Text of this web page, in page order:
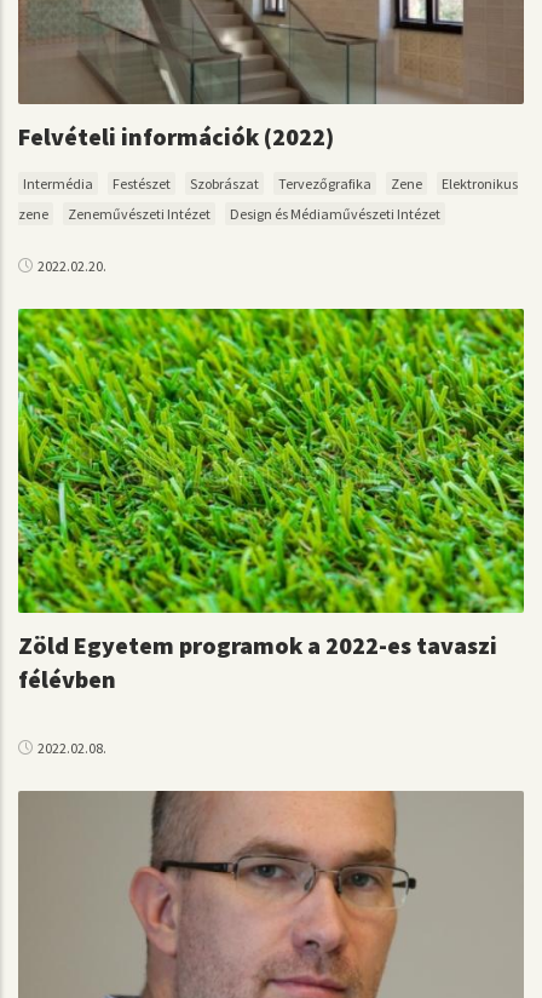
Felvételi információk (2022)
Intermédia Festészet Szobrászat Tervezőgrafika Zene
Elektronikus
zene
Zeneművészeti Intézet Design és Médiaművészeti Intézet
2022.02.20.
Zöld Egyetem programok a 2022-es tavaszi
félévben
2022.02.08.